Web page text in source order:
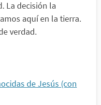
La decisión la
aquí en la tierra.
verdad.
de Jesús (con